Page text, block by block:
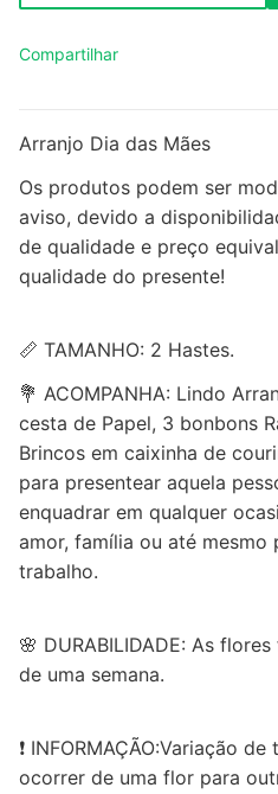
Compartilhar
Arranjo Dia das Mães
Os produtos podem ser
aviso, devido a
de qualidade e preço
qualidade do presente!
📏 TAMANHO: 2 Hastes.
💐 ACOMPANHA: Lindo
cesta de Papel, 3 bonbons
Brincos em caixinha de
para presentear aquela
enquadrar em qualquer
amor, família ou até mesmo
trabalho.
🌸 DURABILIDADE: As
de uma semana.
❗ INFORMAÇÃO:Variação
ocorrer de uma flor para